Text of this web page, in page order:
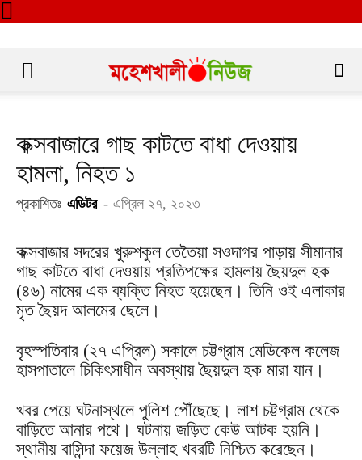
কক্সবাজারে গাছ কাটতে বাধা দেওয়ায়
হামলা, নিহত ১
প্রকাশিতঃ এডিটর - এপ্রিল ২৭, ২০২৩
কক্সবাজার সদরের খুরুশকুল তেতৈয়া সওদাগর পাড়ায় সীমানার
গাছ কাটতে বাধা দেওয়ায় প্রতিপক্ষের হামলায় ছৈয়দুল হক
(৪৬) নামের এক ব্যক্তি নিহত হয়েছেন। তিনি ওই এলাকার
মৃত ছৈয়দ আলমের ছেলে।
বৃহস্পতিবার (২৭ এপ্রিল) সকালে চট্টগ্রাম মেডিকেল কলেজ
হাসপাতালে চিকিৎসাধীন অবস্থায় ছৈয়দুল হক মারা যান।
খবর পেয়ে ঘটনাস্থলে পুলিশ পৌঁছেছে। লাশ চট্টগ্রাম থেকে
বাড়িতে আনার পথে। ঘটনায় জড়িত কেউ আটক হয়নি।
স্থানীয় বাসিন্দা ফয়েজ উল্লাহ খবরটি নিশ্চিত করেছেন।